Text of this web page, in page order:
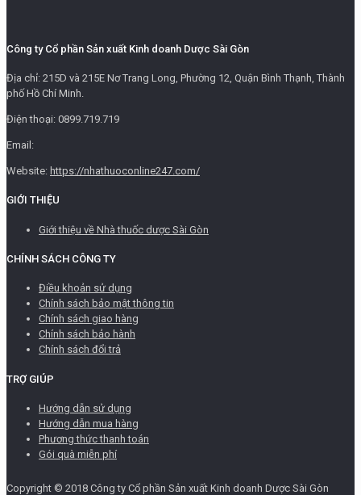
Công ty Cổ phần Sản xuất Kinh doanh Dược Sài Gòn
Địa chỉ: 215D và 215E Nơ Trang Long, Phường 12, Quận Bình Thạnh, Thành
phố Hồ Chí Minh.
Điện thoại: 0899.719.719
Email:
Website: https://nhathuoconline247.com/
GIỚI THIỆU
Giới thiệu về Nhà thuốc dược Sài Gòn
CHÍNH SÁCH CÔNG TY
Điều khoản sử dụng
Chính sách bảo mật thông tin
Chính sách giao hàng
Chính sách bảo hành
Chính sách đổi trả
TRỢ GIÚP
Hướng dẫn sử dụng
Hướng dẫn mua hàng
Phương thức thanh toán
Gói quà miễn phí
Copyright © 2018 Công ty Cổ phần Sản xuất Kinh doanh Dược Sài Gòn